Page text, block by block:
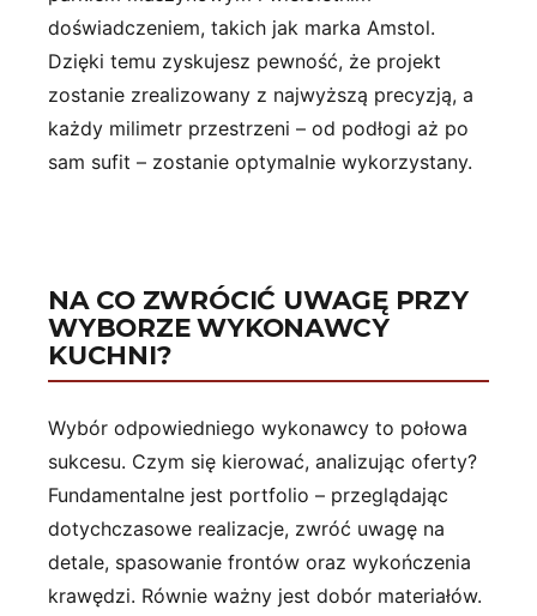
doświadczeniem, takich jak marka Amstol.
Dzięki temu zyskujesz pewność, że projekt
zostanie zrealizowany z najwyższą precyzją, a
każdy milimetr przestrzeni – od podłogi aż po
sam sufit – zostanie optymalnie wykorzystany.
NA CO ZWRÓCIĆ UWAGĘ PRZY
WYBORZE WYKONAWCY
KUCHNI?
Wybór odpowiedniego wykonawcy to połowa
sukcesu. Czym się kierować, analizując oferty?
Fundamentalne jest portfolio – przeglądając
dotychczasowe realizacje, zwróć uwagę na
detale, spasowanie frontów oraz wykończenia
krawędzi. Równie ważny jest dobór materiałów.